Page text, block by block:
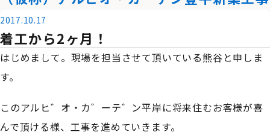
2017.10.17
着工から2ヶ月！
はじめまして。現場を担当させて頂いている熊谷と申しま
す。
このアルヒ゛オ・カ゛ーテ゛ン平岸に将来住むお客様が喜
んで頂ける様、工事を進めていきます。